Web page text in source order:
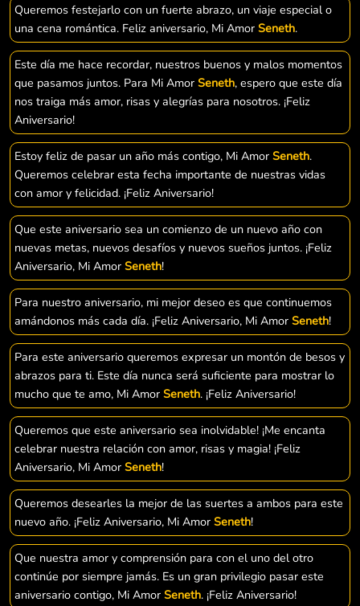
Queremos festejarlo con un fuerte abrazo, un viaje especial o
una cena romántica. Feliz aniversario, Mi Amor Seneth.
Este día me hace recordar, nuestros buenos y malos momentos
que pasamos juntos. Para Mi Amor Seneth, espero que este día
nos traiga más amor, risas y alegrías para nosotros. ¡Feliz
Aniversario!
Estoy feliz de pasar un año más contigo, Mi Amor Seneth.
Queremos celebrar esta fecha importante de nuestras vidas
con amor y felicidad. ¡Feliz Aniversario!
Que este aniversario sea un comienzo de un nuevo año con
nuevas metas, nuevos desafíos y nuevos sueños juntos. ¡Feliz
Aniversario, Mi Amor Seneth!
Para nuestro aniversario, mi mejor deseo es que continuemos
amándonos más cada día. ¡Feliz Aniversario, Mi Amor Seneth!
Para este aniversario queremos expresar un montón de besos y
abrazos para ti. Este día nunca será suficiente para mostrar lo
mucho que te amo, Mi Amor Seneth. ¡Feliz Aniversario!
Queremos que este aniversario sea inolvidable! ¡Me encanta
celebrar nuestra relación con amor, risas y magia! ¡Feliz
Aniversario, Mi Amor Seneth!
Queremos desearles la mejor de las suertes a ambos para este
nuevo año. ¡Feliz Aniversario, Mi Amor Seneth!
Que nuestra amor y comprensión para con el uno del otro
continúe por siempre jamás. Es un gran privilegio pasar este
aniversario contigo, Mi Amor Seneth. ¡Feliz Aniversario!